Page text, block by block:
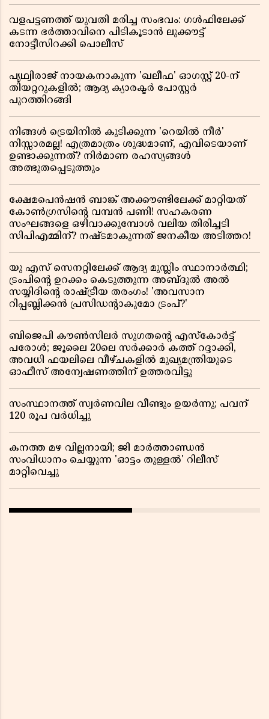
വളപട്ടണത്ത് യുവതി മരിച്ച സംഭവം: ഗൾഫിലേക്ക്
കടന്ന ഭർത്താവിനെ പിടികൂടാൻ ലുക്കൗട്ട്
നോട്ടീസിറക്കി പൊലീസ്
പൃഥ്വിരാജ് നായകനാകുന്ന 'ഖലീഫ' ഓഗസ്റ്റ് 20-ന്
തിയറ്ററുകളിൽ; ആദ്യ ക്യാരക്ടർ പോസ്റ്റർ
പുറത്തിറങ്ങി
നിങ്ങൾ ട്രെയിനിൽ കുടിക്കുന്ന 'റെയിൽ നീർ'
നിസ്സാരമല്ല! എത്രമാത്രം ശുദ്ധമാണ്, എവിടെയാണ്
ഉണ്ടാക്കുന്നത്? നിർമാണ രഹസ്യങ്ങൾ
അത്ഭുതപ്പെടുത്തും
ക്ഷേമപെൻഷൻ ബാങ്ക് അക്കൗണ്ടിലേക്ക് മാറ്റിയത്
കോൺഗ്രസിന്റെ വമ്പൻ പണി! സഹകരണ
സംഘങ്ങളെ ഒഴിവാക്കുമ്പോൾ വലിയ തിരിച്ചടി
സിപിഎമ്മിന്? നഷ്ടമാകുന്നത് ജനകീയ അടിത്തറ!
യു എസ് സെനറ്റിലേക്ക് ആദ്യ മുസ്ലിം സ്ഥാനാർത്ഥി;
ട്രംപിന്റെ ഉറക്കം കെടുത്തുന്ന അബ്ദുൽ അൽ
സയ്യിദിന്റെ രാഷ്ട്രീയ തരംഗം! 'അവസാന
റിപ്പബ്ലിക്കൻ പ്രസിഡന്റാകുമോ ട്രംപ്?'
ബിജെപി കൗൺസിലർ സുഗതന്റെ എസ്‌കോർട്ട്
പരോൾ; ജൂലൈ 20ലെ സർക്കാർ കത്ത് റദ്ദാക്കി,
അവധി ഫയലിലെ വീഴ്ചകളിൽ മുഖ്യമന്ത്രിയുടെ
ഓഫീസ് അന്വേഷണത്തിന് ഉത്തരവിട്ടു
സംസ്ഥാനത്ത് സ്വര്‍ണവില വീണ്ടും ഉയർന്നു; പവന്
120 രൂപ വര്‍ധിച്ചു
കനത്ത മഴ വില്ലനായി; ജി മാർത്താണ്ഡൻ
സംവിധാനം ചെയ്യുന്ന 'ഓട്ടം തുള്ളൽ' റിലീസ്
മാറ്റിവെച്ചു